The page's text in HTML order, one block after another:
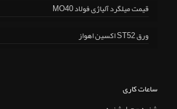
قیمت میلگرد آلیاژی فولاد MO40
ورق ST52 اکسین اهواز
ساعات کاری